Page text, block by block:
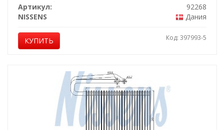
Артикул:
92268
NISSENS
Дания
КУПИТЬ Код: 397993-5